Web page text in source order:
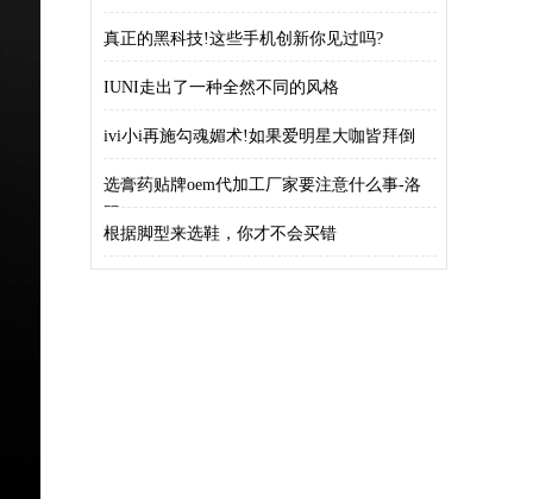
真正的黑科技!这些手机创新你见过吗?
IUNI走出了一种全然不同的风格
ivi小i再施勾魂媚术!如果爱明星大咖皆拜倒
选膏药贴牌oem代加工厂家要注意什么事-洛
阳
根据脚型来选鞋，你才不会买错